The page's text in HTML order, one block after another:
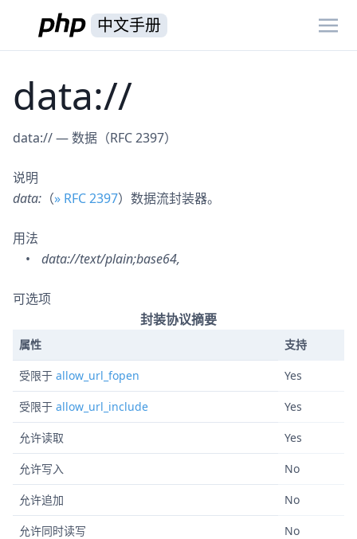
中文手册
data://
data://—数据（RFC 2397）
说明
data: （» RFC 2397）数据流封装器。
用法
data://text/plain;base64,
可选项
封装协议摘要
属性 支持
受限于 allow_url_fopen Yes
受限于 allow_url_include Yes
允许读取 Yes
允许写入 No
允许追加 No
允许同时读写 No